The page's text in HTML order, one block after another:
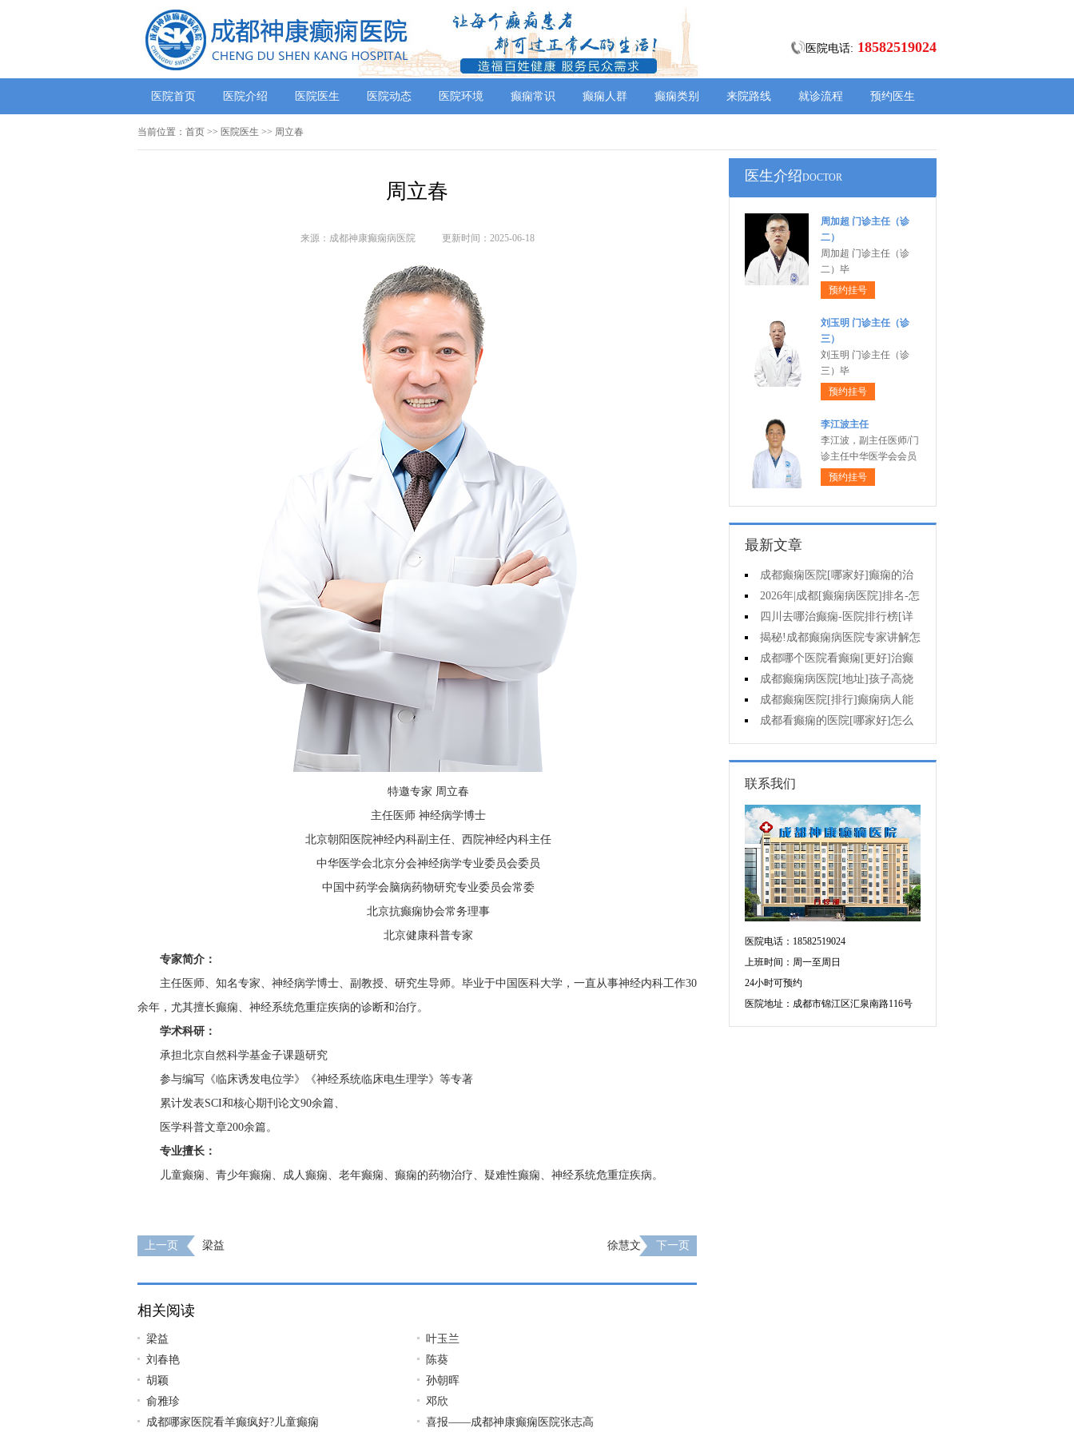
医院电话: 18582519024
医院首页 医院介绍 医院医生 医院动态 医院环境 癫痫常识 癫痫人群 癫痫类别 来院路线 就诊流程 预约医生
当前位置： 首页 >> 医院医生 >> 周立春
周立春
来源：成都神康癫痫病医院 更新时间：2025-06-18
特邀专家 周立春
主任医师 神经病学博士
北京朝阳医院神经内科副主任、西院神经内科主任
中华医学会北京分会神经病学专业委员会委员
中国中药学会脑病药物研究专业委员会常委
北京抗癫痫协会常务理事
北京健康科普专家
专家简介：
主任医师、知名专家、神经病学博士、副教授、研究生导师。毕业于中国医科大学，一直从事神经内科工作30
余年，尤其擅长癫痫、神经系统危重症疾病的诊断和治疗。
学术科研：
承担北京自然科学基金子课题研究
参与编写《临床诱发电位学》《神经系统临床电生理学》等专著
累计发表SCI和核心期刊论文90余篇、
医学科普文章200余篇。
专业擅长：
儿童癫痫、青少年癫痫、成人癫痫、老年癫痫、癫痫的药物治疗、疑难性癫痫、神经系统危重症疾病。
上一页 梁益 徐慧文 下一页
相关阅读
梁益
叶玉兰
刘春艳
陈葵
胡颖
孙朝晖
俞雅珍
邓欣
成都哪家医院看羊癫疯好?儿童癫痫
喜报——成都神康癫痫医院张志高
医生介绍DOCTOR
周加超 门诊主任（诊
二）
周加超 门诊主任（诊
二）毕
预约挂号
刘玉明 门诊主任（诊
三）
刘玉明 门诊主任（诊
三）毕
预约挂号
李江波主任
李江波，副主任医师/门
诊主任中华医学会会员
预约挂号
最新文章
成都癫痫医院[哪家好]癫痫的治
疗有哪些误区?
2026年|成都[癫痫病医院]排名-怎
么治疗癫痫后遗症?
四川去哪治癫痫-医院排行榜[详
细排名]癫痫对女性的危害有哪些?
揭秘!成都癫痫病医院专家讲解怎
样提高羊癫疯病的治疗效果?
成都哪个医院看癫痫[更好]治癫
痫用住院吗?
成都癫痫病医院[地址]孩子高烧
为什么会出现癫痫抽搐?
成都癫痫医院[排行]癫痫病人能
不能出门?
成都看癫痫的医院[哪家好]怎么
治癫痫发作?
联系我们
医院电话：18582519024
上班时间：周一至周日
24小时可预约
医院地址：成都市锦江区汇泉南路116号